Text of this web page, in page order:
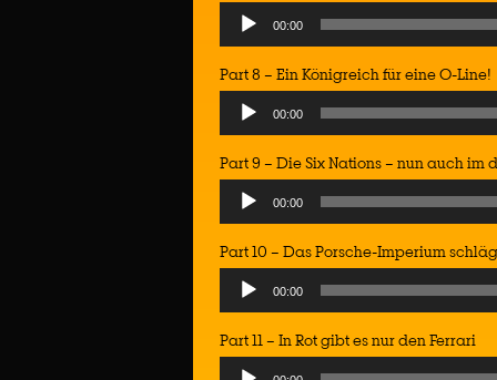
Audio
Player
00:00
Part 8 – Ein Königreich für eine O-Line!
Audio
Player
00:00
Part 9 – Die Six Nations – nun auch im
Audio
Player
00:00
Part 10 – Das Porsche-Imperium
Audio
Player
00:00
Part 11 – In Rot gibt es nur den Ferrari